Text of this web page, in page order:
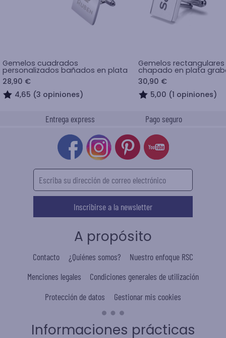
Gemelos cuadrados
personalizados bañados en plata
28,90 €
4,65 (3 opiniones)
Gemelos
chapado en plata
30,90 €
5,00 (1 opiniones)
Entrega express Pago seguro
Inscribirse a la newsletter
A propósito
Contacto ¿Quiénes somos?
Nuestro enfoque RSC
Menciones legales
Condiciones generales de utilización
Protección de datos
Gestionar mis cookies
Informaciones prácticas